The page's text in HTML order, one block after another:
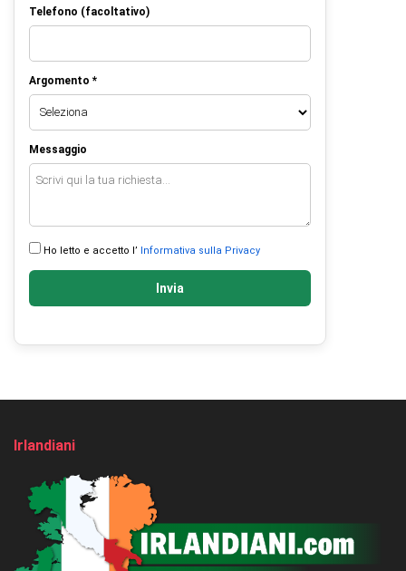
Telefono (facoltativo)
Argomento *
Messaggio
Ho letto e accetto l’ Informativa sulla Privacy
Invia
Irlandiani